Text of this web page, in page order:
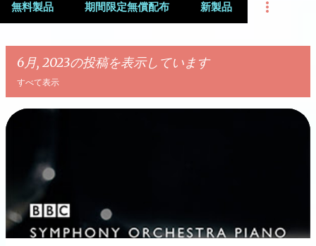
無料製品 期間限定無償配布 新製品
6月, 2023の投稿を表示しています
すべて表示